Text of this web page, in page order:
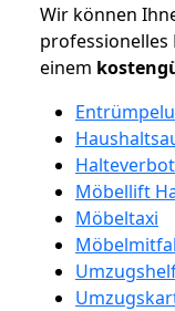
Wir können
professionelles
einem
Möbellift
Möbeltaxi